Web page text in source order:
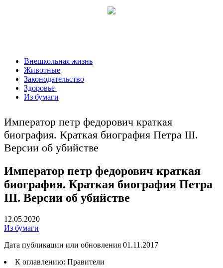
Внешкольная жизнь
Животные
Законодательство
Здоровье
Из бумаги
Император петр федорович краткая
биография. Краткая биография Петра III.
Версии об убийстве
Император петр федорович краткая
биография. Краткая биография Петра
III. Версии об убийстве
12.05.2020
Из бумаги
Дата публикации или обновления 01.11.2017
К оглавлению: Правители